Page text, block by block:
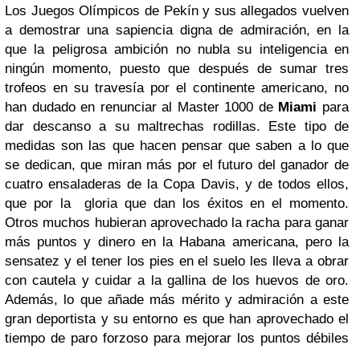
Los Juegos Olímpicos de Pekín y sus allegados vuelven
a demostrar una sapiencia digna de admiración, en la
que la peligrosa ambición no nubla su inteligencia en
ningún momento, puesto que después de sumar tres
trofeos en su travesía por el continente americano, no
han dudado en renunciar al Master 1000 de Miami para
dar descanso a su maltrechas rodillas. Este tipo de
medidas son las que hacen pensar que saben a lo que
se dedican, que miran más por el futuro del ganador de
cuatro ensaladeras de la Copa Davis, y de todos ellos,
que por la gloria que dan los éxitos en el momento.
Otros muchos hubieran aprovechado la racha para ganar
más puntos y dinero en la Habana americana, pero la
sensatez y el tener los pies en el suelo les lleva a obrar
con cautela y cuidar a la gallina de los huevos de oro.
Además, lo que añade más mérito y admiración a este
gran deportista y su entorno es que han aprovechado el
tiempo de paro forzoso para mejorar los puntos débiles